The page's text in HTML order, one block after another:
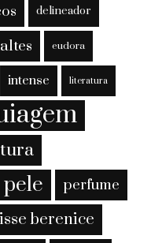
delineador
eudora
intense literatura
pele perfume
berenice